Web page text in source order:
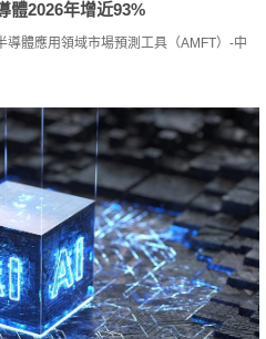
體2026年增近93%
體應用領域市場預測工具（AMFT）-中